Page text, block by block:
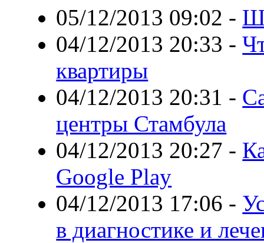
05/12/2013 09:02 -
04/12/2013 20:33 -
квартиры
04/12/2013 20:31 -
центры Стамбула
04/12/2013 20:27 -
Google Play
04/12/2013 17:06 -
в диагностике и